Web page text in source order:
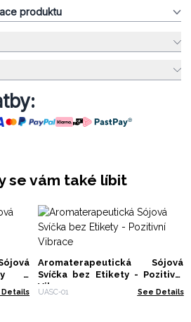
produktu
se vám také líbit
-
Details
Aromaterapeutická Sójová
Svíčka bez Etikety - Pozitivní
Vibrace
UASC-01 See Details